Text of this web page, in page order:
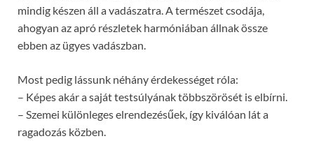
mindig készen áll a vadászatra. A természet csodája,
ahogyan az apró részletek harmóniában állnak össze
ebben az ügyes vadászban.
Most pedig lássunk néhány érdekességet róla:
– Képes akár a saját testsúlyának többszörösét is elbírni.
– Szemei különleges elrendezésűek, így kiválóan lát a
ragadozás közben.